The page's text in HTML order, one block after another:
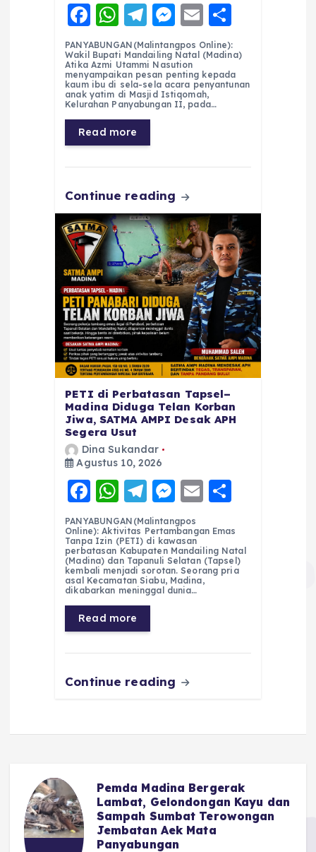
F
a
c
e
b
o
o
k
W
h
a
ts
A
p
p
T
el
e
g
r
a
m
M
e
ss
e
n
E
m
ai
l
h
a
re
PANYABUNGAN(Malintangpos Online):
Wakil Bupati Mandailing Natal (Madina)
Atika Azmi Utammi Nasution
menyampaikan pesan penting kepada
kaum ibu di sela-sela acara penyantunan
anak yatim di Masjid Istiqomah,
Kelurahan Panyabungan II, pada…
Read more
Continue reading
PETI di Perbatasan Tapsel–
Madina Diduga Telan Korban
Jiwa, SATMA AMPI Desak APH
Segera Usut
Dina Sukandar
Agustus 10, 2026
F
a
c
e
b
o
o
k
W
h
a
ts
A
p
p
T
el
e
g
r
a
m
M
e
ss
e
n
E
ai
l
a
re
PANYABUNGAN(Malintangpos
Online): Aktivitas Pertambangan Emas
Tanpa Izin (PETI) di kawasan
perbatasan Kabupaten Mandailing Natal
(Madina) dan Tapanuli Selatan (Tapsel)
kembali menjadi sorotan. Seorang pria
asal Kecamatan Siabu, Madina,
dikabarkan meninggal dunia…
Read more
Continue reading
Pemda Madina Bergerak
Lambat, Gelondongan Kayu dan
Sampah Sumbat Terowongan
Jembatan Aek Mata
Panyabungan